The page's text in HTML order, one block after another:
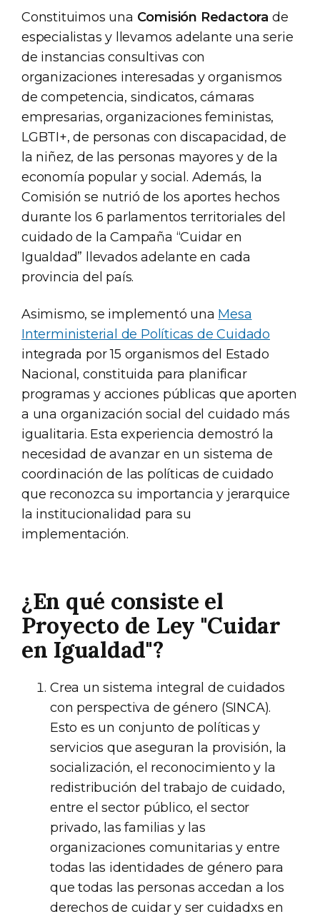
Constituimos una Comisión Redactora de
especialistas y llevamos adelante una serie
de instancias consultivas con
organizaciones interesadas y organismos
de competencia, sindicatos, cámaras
empresarias, organizaciones feministas,
LGBTI+, de personas con discapacidad, de
la niñez, de las personas mayores y de la
economía popular y social. Además, la
Comisión se nutrió de los aportes hechos
durante los 6 parlamentos territoriales del
cuidado de la Campaña “Cuidar en
Igualdad” llevados adelante en cada
provincia del país.
Asimismo, se implementó una Mesa
Interministerial de Políticas de Cuidado
integrada por 15 organismos del Estado
Nacional, constituida para planificar
programas y acciones públicas que aporten
a una organización social del cuidado más
igualitaria. Esta experiencia demostró la
necesidad de avanzar en un sistema de
coordinación de las políticas de cuidado
que reconozca su importancia y jerarquice
la institucionalidad para su
implementación.
¿En qué consiste el
Proyecto de Ley "Cuidar
en Igualdad"?
Crea un sistema integral de cuidados
con perspectiva de género (SINCA).
Esto es un conjunto de políticas y
servicios que aseguran la provisión, la
socialización, el reconocimiento y la
redistribución del trabajo de cuidado,
entre el sector público, el sector
privado, las familias y las
organizaciones comunitarias y entre
todas las identidades de género para
que todas las personas accedan a los
derechos de cuidar y ser cuidadxs en